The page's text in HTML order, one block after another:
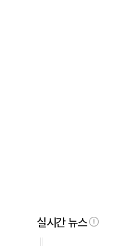
실시간 뉴스